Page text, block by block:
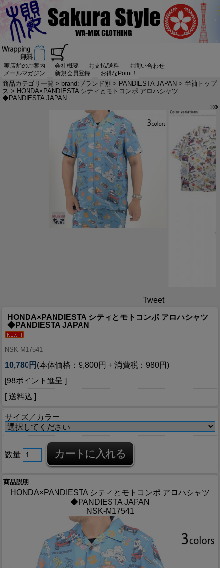
実店舗のご案内 会社概要 お支払/送料
お問い合わせ
メールマガジン
新規会員登録 お得なPoint！
商品カテゴリ一覧 > brand:ブランド別 > PANDIESTA JAPAN > 半袖トップ
ス > HONDA×PANDIESTA シティとモトコンポ アロハシャツ
◆PANDIESTA JAPAN
Tweet
HONDA×PANDIESTA シティとモトコンポ アロハシャツ
◆PANDIESTA JAPAN
NSK-M17541
10,780円 (本体価格：9,800円 + 消費税：980円)
[98ポイント進呈 ]
[ 送料込 ]
サイズ／カラー
数量
商品説明
HONDA×PANDIESTA シティとモトコンポ アロハシャツ
◆PANDIESTA JAPAN
NSK-M17541